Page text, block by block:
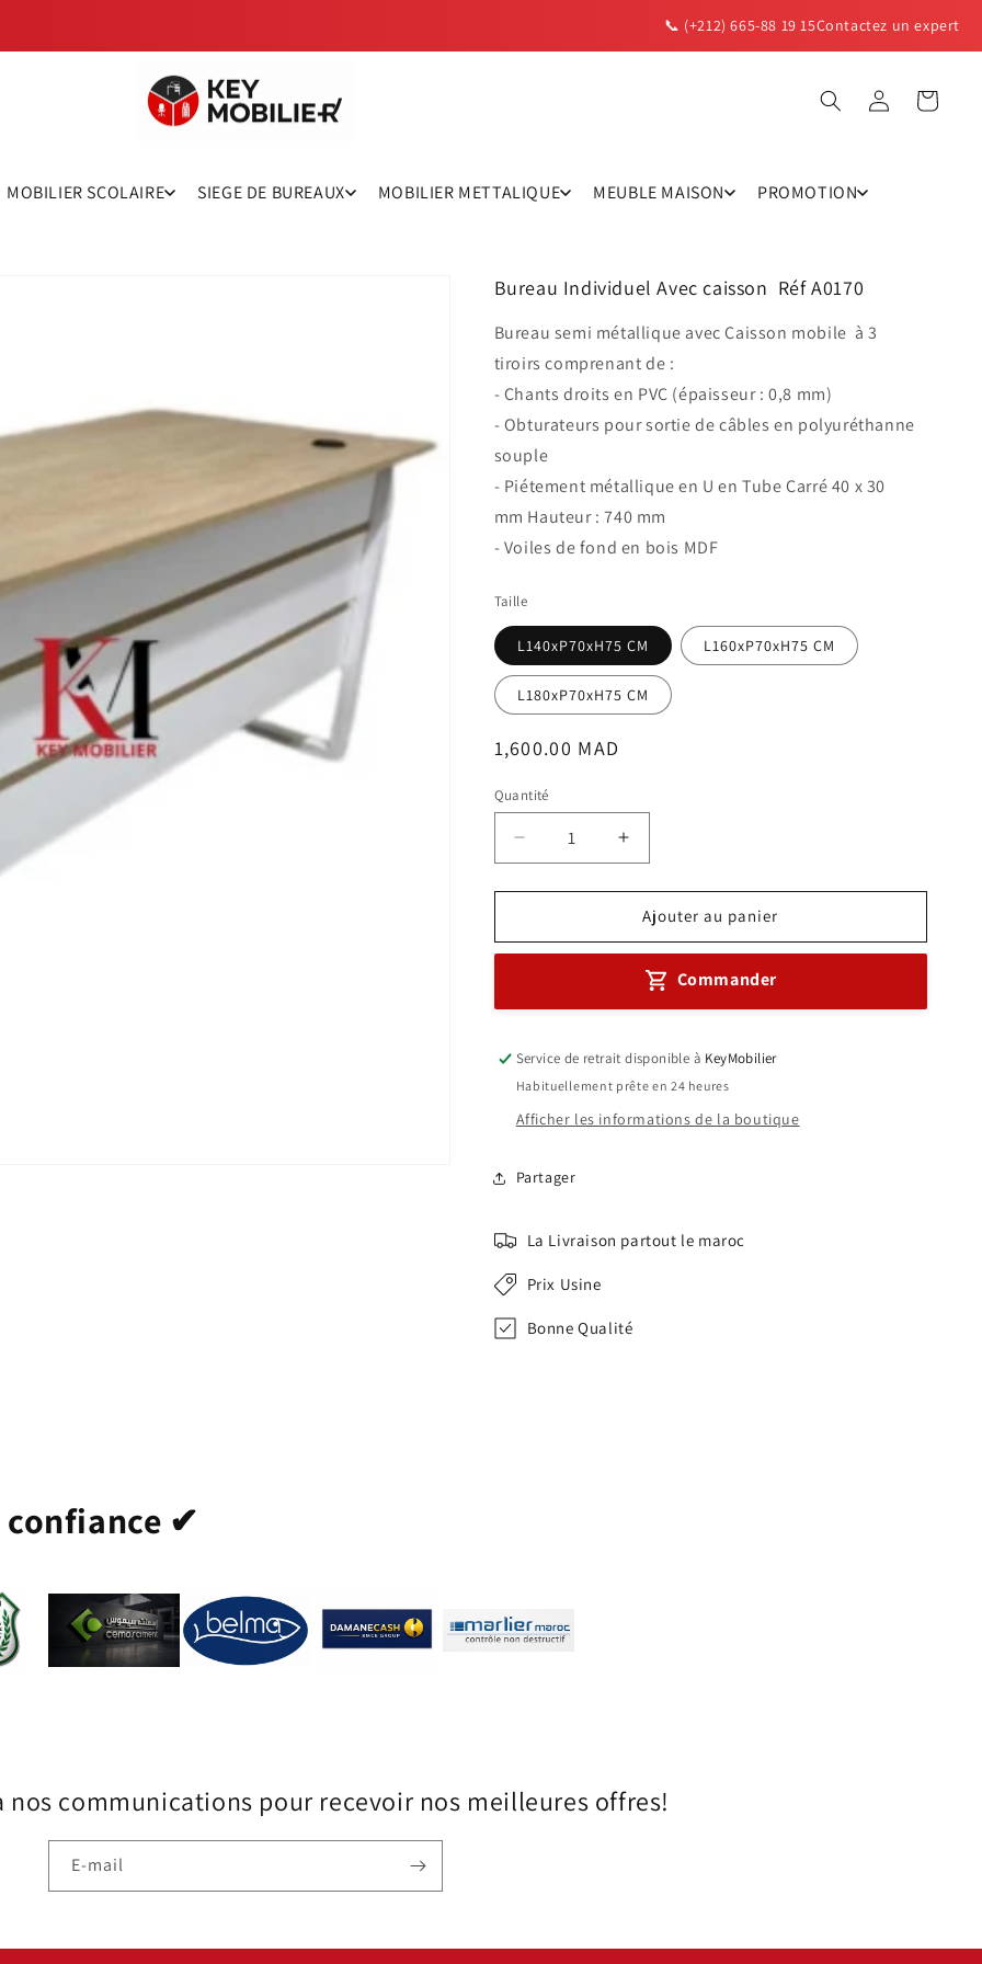
📞 (+212) 665-88 19 15Contactez un expert
Connexion Panier
MOBILIER SCOLAIRE SIEGE DE BUREAUX MOBILIER METTALIQUE MEUBLE MAISON PROMOTION
Bureau Individuel Avec caisson Réf A0170
Bureau semi métallique avec Caisson mobile à 3
tiroirs comprenant de :
- Chants droits en PVC (épaisseur : 0,8 mm)
- Obturateurs pour sortie de câbles en polyuréthanne
souple
- Piétement métallique en U en Tube Carré 40 x 30
mm Hauteur : 740 mm
- Voiles de fond en bois MDF
Taille
L140xP70xH75 CM L160xP70xH75 CM
L180xP70xH75 CM
Prix
1,600.00 MAD
Quantité
Réduire
la
quantité
Bureau
A0172
Augmenter
la
quantité
de
Bureau
Réf
A0172
Ajouter au panier
Commander
Service de retrait disponible à KeyMobilier
Habituellement prête en 24 heures
Afficher les informations de la boutique
Partager
La Livraison partout le maroc
Prix Usine
Bonne Qualité
confiance ✔
nos communications pour recevoir nos meilleures offres!
E-mail